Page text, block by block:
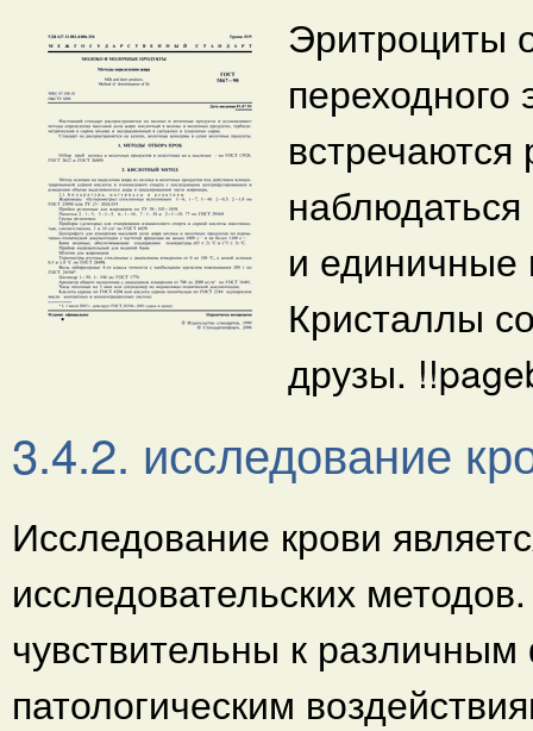
Эритроциты
переходного
встречаются
и единичные
Кристаллы
друзы.
3.4.2. исследование
Исследование крови
исследовательских
чувствительны к
патологическим